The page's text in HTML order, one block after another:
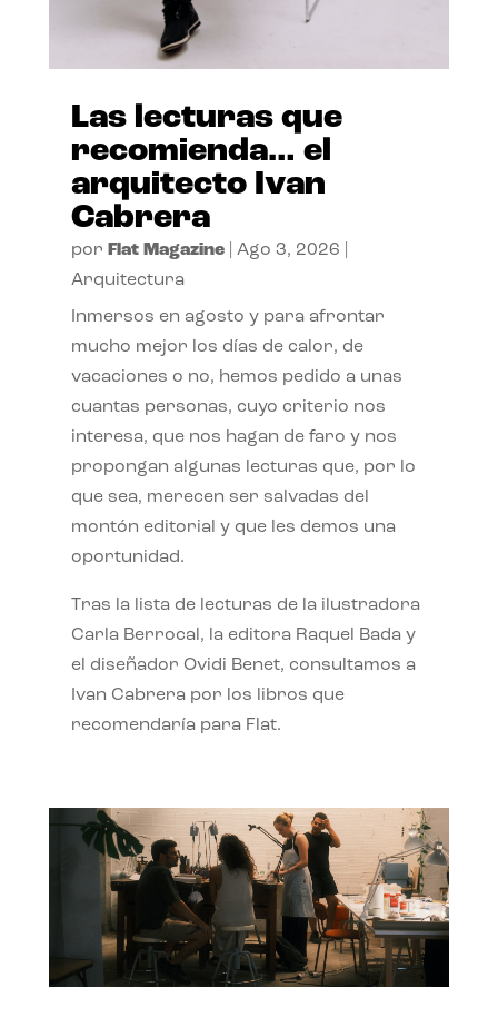
Las lecturas que
recomienda… el
arquitecto Ivan
Cabrera
por Flat Magazine| Ago 3, 2026
Arquitectura
Inmersos en agosto y para afrontar
mucho mejor los días de calor, de
vacaciones o no, hemos pedido a unas
cuantas personas, cuyo criterio nos
interesa, que nos hagan de faro y nos
propongan algunas lecturas que, por lo
que sea, merecen ser salvadas del
montón editorial y que les demos una
oportunidad.
Tras la lista de lecturas de la ilustradora
Carla Berrocal, la editora Raquel Bada y
el diseñador Ovidi Benet, consultamos a
Ivan Cabrera por los libros que
recomendaría para Flat.